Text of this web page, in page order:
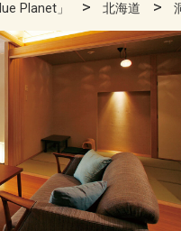
Planet」 北海道